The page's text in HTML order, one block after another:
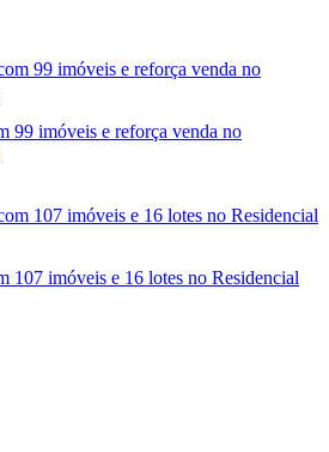
99 imóveis e reforça venda no
107 imóveis e 16 lotes no Residencial